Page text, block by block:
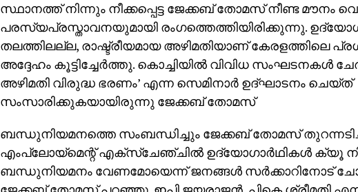
സ്ഥാനത്ത് നിന്നും നീക്കപ്പെട്ട ജേക്കബ് തോമസ് നീണ്ട മൗനം
പരസ്യപ്രസ്താവനയുമായി രംഗത്തെത്തിയിരിക്കുന്നു.
തലത്തിലല്ല, രാഷ്ട്രീയമായ അഴിമതിയാണ് കേരളത്തിലെ
അദ്ദേഹം കൂട്ടിച്ചേര്‍ത്തു. കൊച്ചിയില്‍ വിവിധ സംഘടനകള്‍
അഴിമതി വിരുദ്ധ ഭരണം’ എന്ന സെമിനാര്‍ ഉദ്ഘാടനം ചെയ്ത്
സംസാരിക്കുകയായിരുന്നു ജേക്കബ് തോമസ്
ബന്ധുനിയമനത്തെ സംബന്ധിച്ചും ജേക്കബ് തോമസ്
എംപ്ലോയ്‌മെന്റ് എക്‌സ്‌ചേഞ്ചില്‍ ഉദ്യോഗാര്‍ഥികള്‍ ക്യൂ
ബന്ധുനിയമനം വേണമോയെന്ന് ജനങ്ങള്‍ സര്‍ക്കാറിനോട്